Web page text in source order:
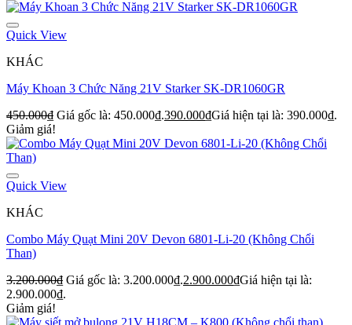
Quick View
KHÁC
Máy Khoan 3 Chức Năng 21V Starker SK-DR1060GR
450.000₫ Giá gốc là: 450.000₫.390.000₫Giá hiện tại là: 390.000₫.
Giảm giá!
Quick View
KHÁC
Combo Máy Quạt Mini 20V Devon 6801-Li-20 (Không Chổi
Than)
3.200.000₫ Giá gốc là: 3.200.000₫.2.900.000₫Giá hiện tại là:
2.900.000₫.
Giảm giá!